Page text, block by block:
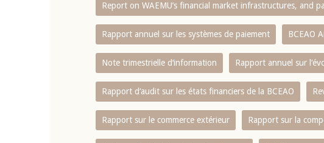
Report on WAEMU’s financial market infrastructures, and
Rapport annuel sur les systèmes de paiement BCEAO
Note trimestrielle d‘information Rapport annuel sur
Rapport d‘audit sur les états financiers de la BCEAO
Rapport sur le commerce extérieur Rapport sur la